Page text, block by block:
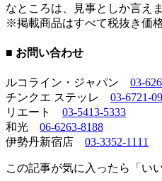
なところは、見事としか言えま
※掲載商品はすべて税抜き価
■ お問い合わせ
ルコライン・ジャパン 03-
チンクエ ステッレ 03-6721-
リエート 03-5413-5333
和光 06-6263-8188
伊勢丹新宿店 03-3352-1111
この記事が気に入ったら「い